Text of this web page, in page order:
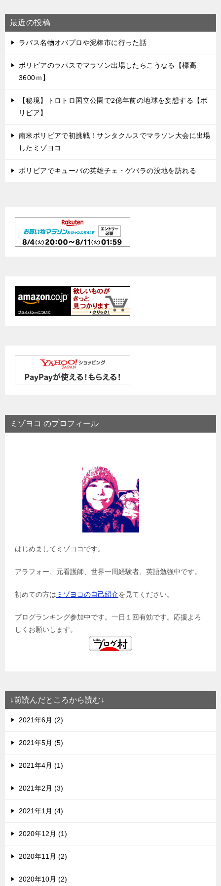
最近の投稿
ラパス名物オバプロや泥棒市に行った話
ボリビアのラパスでマラソン出場したらこうなる【標高
3600ｍ】
【秘境】トロトロ国立公園で2億年前の地球を妄想する【ボ
リビア】
南米ボリビアで初挑戦！サンタクルスでマラソン大会に出場
したミゾヨコ
ボリビアでキューバの英雄チェ・ゲバラの没地を訪れる
ミゾヨコ のプロフィール
はじめましてミゾヨコです。
アラフォー、元看護師、世界一周経験者、英語勉強中です。
初めての方は ミゾヨコの自己紹介を見てください。
ブログランキング参加中です。一日１回有効です。応援よろ
しくお願いします。
↓前読んだところから読む↓
2021年6月 (2)
2021年5月 (5)
2021年4月 (1)
2021年2月 (3)
2021年1月 (4)
2020年12月 (1)
2020年11月 (2)
2020年10月 (2)